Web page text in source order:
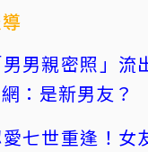
男親密照」流
：是新男友？
七世重逢！女